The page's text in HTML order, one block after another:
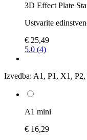
3D Effect Plate
Ustvarite
€ 25,49
5.0 (4)
Izvedba: A1, P1, X1,
A1 mini
€ 16,29